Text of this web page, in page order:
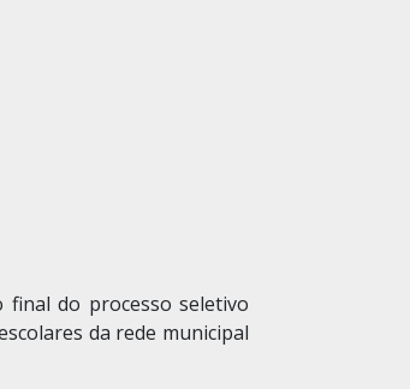
final do processo seletivo
da rede municipal